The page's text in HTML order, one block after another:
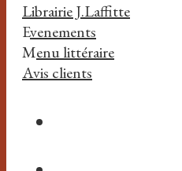
Librairie J.Laffitte
Evenements
Menu littéraire
Avis clients